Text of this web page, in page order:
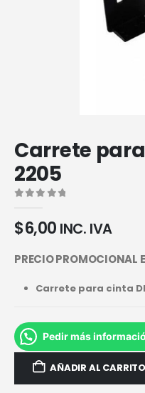
Carrete
2205
$6,00 INC. IVA
PRECIO PROMOCIONAL
Carrete para cinta
Pedir más
AÑADIR AL CARRITO